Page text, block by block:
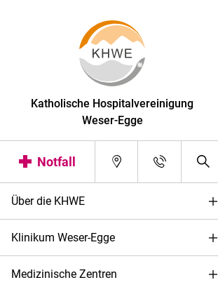
Katholische Hospitalvereinigung
Weser-Egge
Notfall
Über die KHWE
Klinikum Weser-Egge
Medizinische Zentren